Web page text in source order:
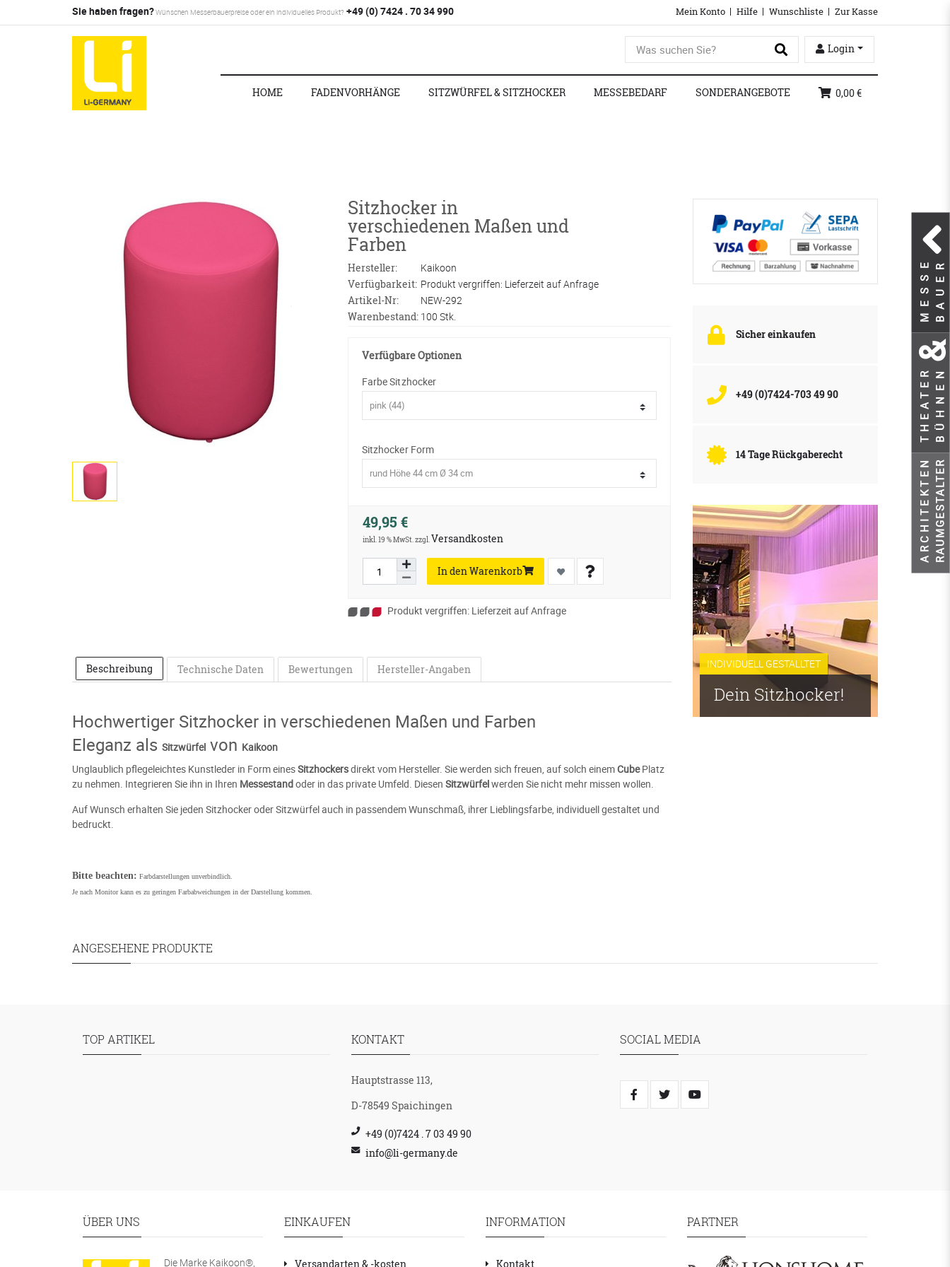
Sie haben fragen?Wünschen Messerbauerpreise oder ein individuelles Produkt? +49 (0) 7424 . 70 34 990 Mein Konto Hilfe Wunschliste Zur Kasse
Login
HOME FADENVORHÄNGE SITZWÜRFEL & SITZHOCKER MESSEBEDARF SONDERANGEBOTE 0,00 €
Sitzhocker in
verschiedenen Maßen und
Farben
Hersteller:
Kaikoon
Verfügbarkeit: Produkt vergriffen: Lieferzeit auf Anfrage
Artikel-Nr:
NEW-292
Warenbestand: 100 Stk.
Verfügbare Optionen
Farbe Sitzhocker
Sitzhocker Form
49,95 €
inkl. 19 % MwSt. zzgl.Versandkosten
In den Warenkorb
Produkt vergriffen: Lieferzeit auf Anfrage
Beschreibung Technische Daten Bewertungen Hersteller-Angaben
Hochwertiger Sitzhocker in verschiedenen Maßen und Farben
Eleganz als Sitzwürfel von Kaikoon
Unglaublich pflegeleichtes Kunstleder in Form einesSitzhockersdirekt vom Hersteller. Sie werden sich freuen, auf solch einemCubePlatz
zu nehmen. Integrieren Sie ihn in Ihren Messestandoder in das private Umfeld. Diesen Sitzwürfelwerden Sie nicht mehr missen wollen.
Auf Wunsch erhalten Sie jeden Sitzhocker oder Sitzwürfel auch in passendem Wunschmaß, ihrer Lieblingsfarbe, individuell gestaltet und
bedruckt.
Bitte beachten: Farbdarstellungen unverbindlich.
Je nach Monitor kann es zu geringen Farbabweichungen in der Darstellung kommen.
Sicher einkaufen
+49 (0)7424-703 49 90
14 Tage Rückgaberecht
INDIVIDUELL GESTALLTET
Dein Sitzhocker!
ANGESEHENE PRODUKTE
TOP ARTIKEL KONTAKT
Hauptstrasse 113,
D-78549 Spaichingen
+49 (0)7424 . 7 03 49 90
info@li-germany.de
SOCIAL MEDIA
ÜBER UNS
Die Marke Kaikoon®,
EINKAUFEN
Versandarten & -kosten
INFORMATION
Kontakt
PARTNER
M
E
S
S
E
B
A
U
ER
THEATERBÜHNEN
ARCHITEKTENRAUMGESTALTER